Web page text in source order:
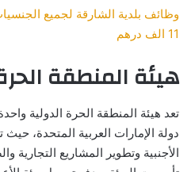
وظائف بلدية الشارقة لجميع
11 الف درهم
هيئة المنطقة
تعد هيئة المنطقة الحرة الدولية
دولة الإمارات العربية المتحدة،
الأجنبية وتطوير المشاريع التجارية